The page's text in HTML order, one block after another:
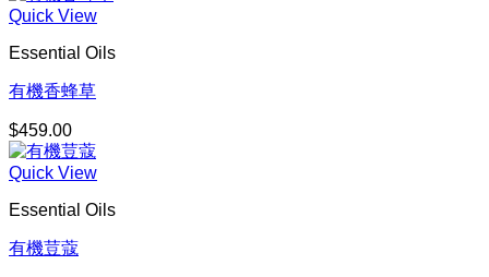
Quick View
Essential Oils
有機香蜂草
$459.00
Quick View
Essential Oils
有機荳蔻